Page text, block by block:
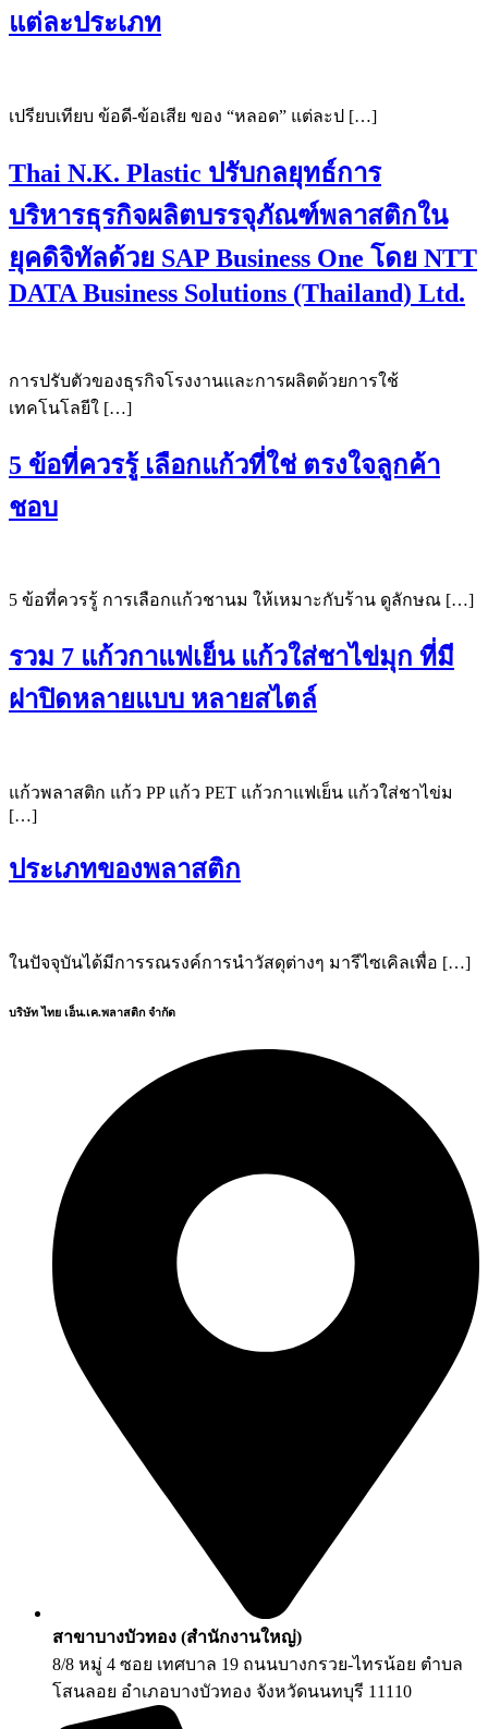
แต่ละประเภท
เปรียบเทียบ ข้อดี-ข้อเสีย ของ “หลอด” แต่ละป […]
Thai N.K. Plastic ปรับกลยุทธ์การ
บริหารธุรกิจผลิตบรรจุภัณฑ์พลาสติกใน
ยุคดิจิทัลด้วย SAP Business One โดย NTT
DATA Business Solutions (Thailand) Ltd.
การปรับตัวของธุรกิจโรงงานและการผลิตด้วยการใช้
เทคโนโลยีใ […]
5 ข้อที่ควรรู้ เลือกแก้วที่ใช่ ตรงใจลูกค้า
ชอบ
5 ข้อที่ควรรู้ การเลือกแก้วชานม ให้เหมาะกับร้าน ดูลักษณ […]
รวม 7 แก้วกาแฟเย็น แก้วใส่ชาไข่มุก ที่มี
ฝาปิดหลายแบบ หลายสไตล์
แก้วพลาสติก แก้ว PP แก้ว PET แก้วกาแฟเย็น แก้วใส่ชาไข่ม
[…]
ประเภทของพลาสติก
ในปัจจุบันได้มีการรณรงค์การนำวัสดุต่างๆ มารีไซเคิลเพื่อ […]
บริษัท ไทย เอ็น.เค.พลาสติก จำกัด
สาขาบางบัวทอง (สำนักงานใหญ่)
8/8 หมู่ 4 ซอย เทศบาล 19 ถนนบางกรวย-ไทรน้อย ตำบล
โสนลอย อำเภอบางบัวทอง จังหวัดนนทบุรี 11110